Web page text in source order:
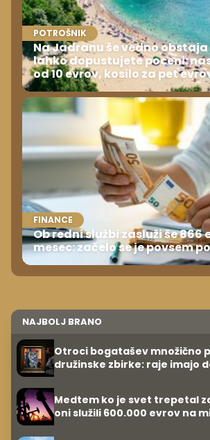
POTROŠNIK
Na Jadranu še vedno
lahko dopustujete poceni:
od 10 evrov, kosilo za pet
FINANCE
Ob redni službi zasluži še 866
mesec: začelo se je povsem
NAJBOLJ BRANO
Otroci bogatašev množično
družinske zbirke: raje imajo
Medtem ko je svet trepetal
oni služili 600.000 evrov na